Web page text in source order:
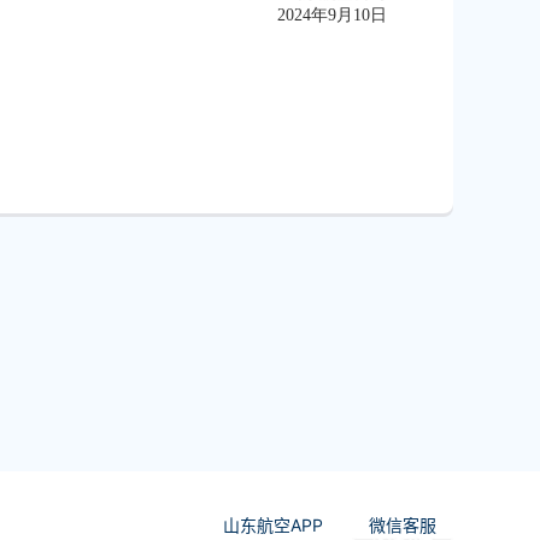
2024年9月10日
山东航空APP 微信客服